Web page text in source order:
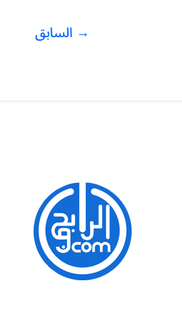
→ السابق